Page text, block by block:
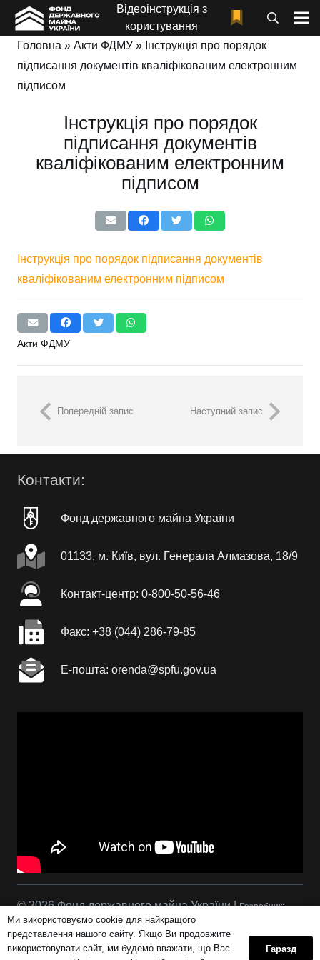
Відеоінструкція з
користування
Головна » Акти ФДМУ » Інструкція про порядок
підписання документів кваліфікованим електронним
підписом
Інструкція про порядок
підписання документів
кваліфікованим електронним
підписом
Інструкція про порядок підписання документів
кваліфікованим електронним підписом
Акти ФДМУ
Попередній запис Наступний запис
Контакти:
Фонд державного майна України
01133, м. Київ, вул. Генерала Алмазова, 18/9
Контакт-центр: 0-800-50-56-46
Факc: +38 (044) 286-79-85
Е-пошта: orenda@spfu.gov.ua
© 2026 Фонд державного майна України |Розробник:
Сова Р.С.
Ми використовуємо cookie для найкращого
представлення нашого сайту. Якщо Ви продовжите
використовувати сайт, ми будемо вважати, що Вас
Гаразд